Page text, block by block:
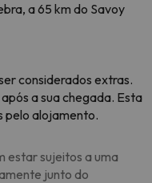
a 65 km do Savoy
considerados extras.
a sua chegada. Esta
pelo alojamento.
estar sujeitos a uma
junto do